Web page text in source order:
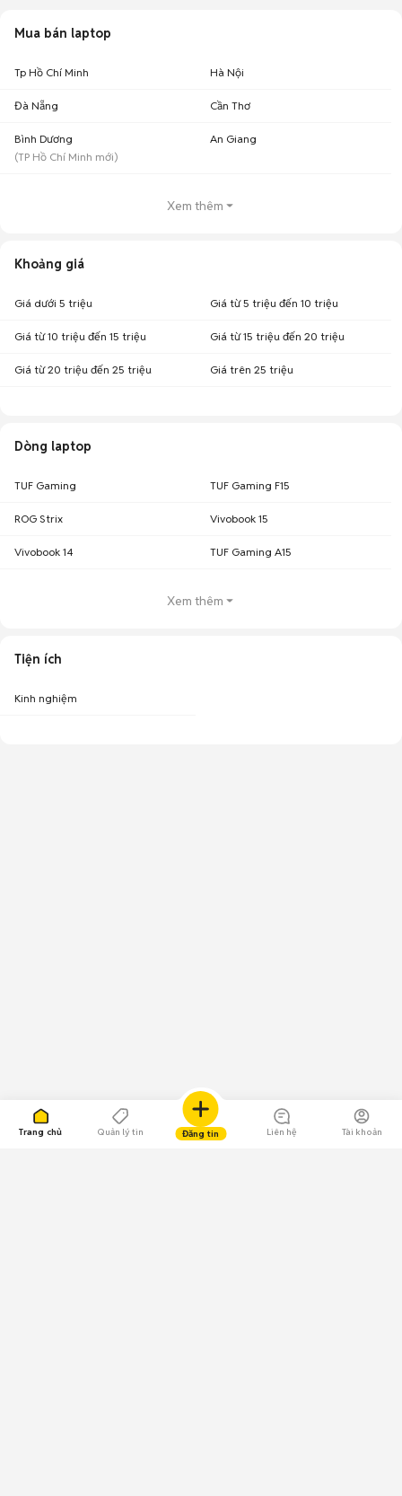
Trang chủ Quản lý tin Đăng tin Liên hệ Tài khoản
Mua bán laptop
Tp Hồ Chí Minh Hà Nội
Đà Nẵng Cần Thơ
Bình Dương
(TP Hồ Chí Minh mới)
An Giang
Xem thêm
Khoảng giá
Giá dưới 5 triệu Giá từ 5 triệu đến 10 triệu
Giá từ 10 triệu đến 15 triệu Giá từ 15 triệu đến 20 triệu
Giá từ 20 triệu đến 25 triệu Giá trên 25 triệu
Dòng laptop
TUF Gaming TUF Gaming F15
ROG Strix Vivobook 15
Vivobook 14 TUF Gaming A15
Xem thêm
Tiện ích
Kinh nghiệm